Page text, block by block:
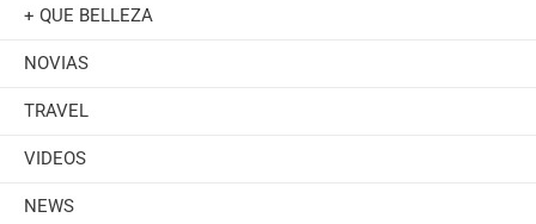
+ QUE BELLEZA
NOVIAS
TRAVEL
VIDEOS
NEWS